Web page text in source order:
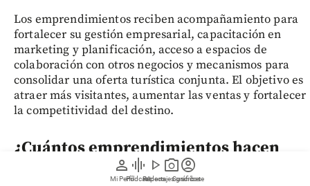
person
Mi Perfil
graphic_eq
Pódcast
play_arrow
Videos
photo_camera
Reportajes gráficos
account_circle
Suscríbete
Los emprendimientos reciben acompañamiento para
fortalecer su gestión empresarial, capacitación en
marketing y planificación, acceso a espacios de
colaboración con otros negocios y mecanismos para
consolidar una oferta turística conjunta. El objetivo es
atraer más visitantes, aumentar las ventas y fortalecer
la competitividad del destino.
¿Cuántos emprendimientos hacen
parte de la Red Colaborativa de